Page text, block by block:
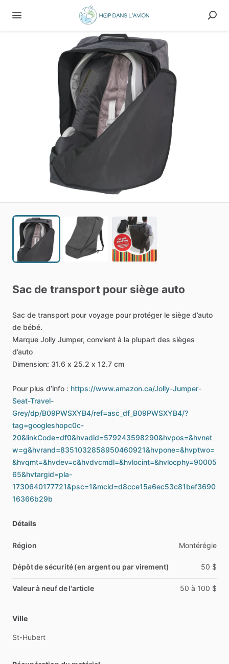
Sac de transport pour siège auto
Sac de transport pour voyage pour protéger le siège d’auto
de bébé.
Marque Jolly Jumper, convient à la plupart des sièges
d’auto
Dimension: 31.6 x 25.2 x 12.7 cm
Pour plus d’info : https://www.amazon.ca/Jolly-Jumper-
Seat-Travel-
Grey/dp/B09PWSXYB4/ref=asc_df_B09PWSXYB4/?
tag=googleshopc0c-
20&linkCode=df0&hvadid=579243598290&hvpos=&hvnet
w=g&hvrand=8351032858950460921&hvpone=&hvptwo=
&hvqmt=&hvdev=c&hvdvcmdl=&hvlocint=&hvlocphy=90005
65&hvtargid=pla-
1730640177721&psc=1&mcid=d8cce15a6ec53c81bef3690
16366b29b
Détails
Région Montérégie
Dépôt de sécurité (en argent ou par virement) 50 $
Valeur à neuf de l'article 50 à 100 $
Ville
St-Hubert